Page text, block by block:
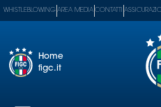
WHISTLEBLOWING AREA MEDIA CONTATTI
Home
figc.it